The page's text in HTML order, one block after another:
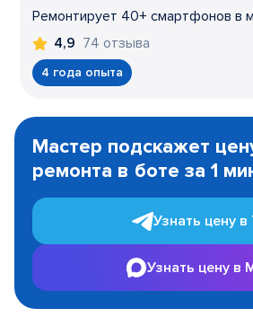
Ремонтирует 40+ смартфонов в
4,9 74 отзыва
4 года опыта
1
Мастер подскажет
ремонта в боте за 1
Узнать цену в
Узнать цену в